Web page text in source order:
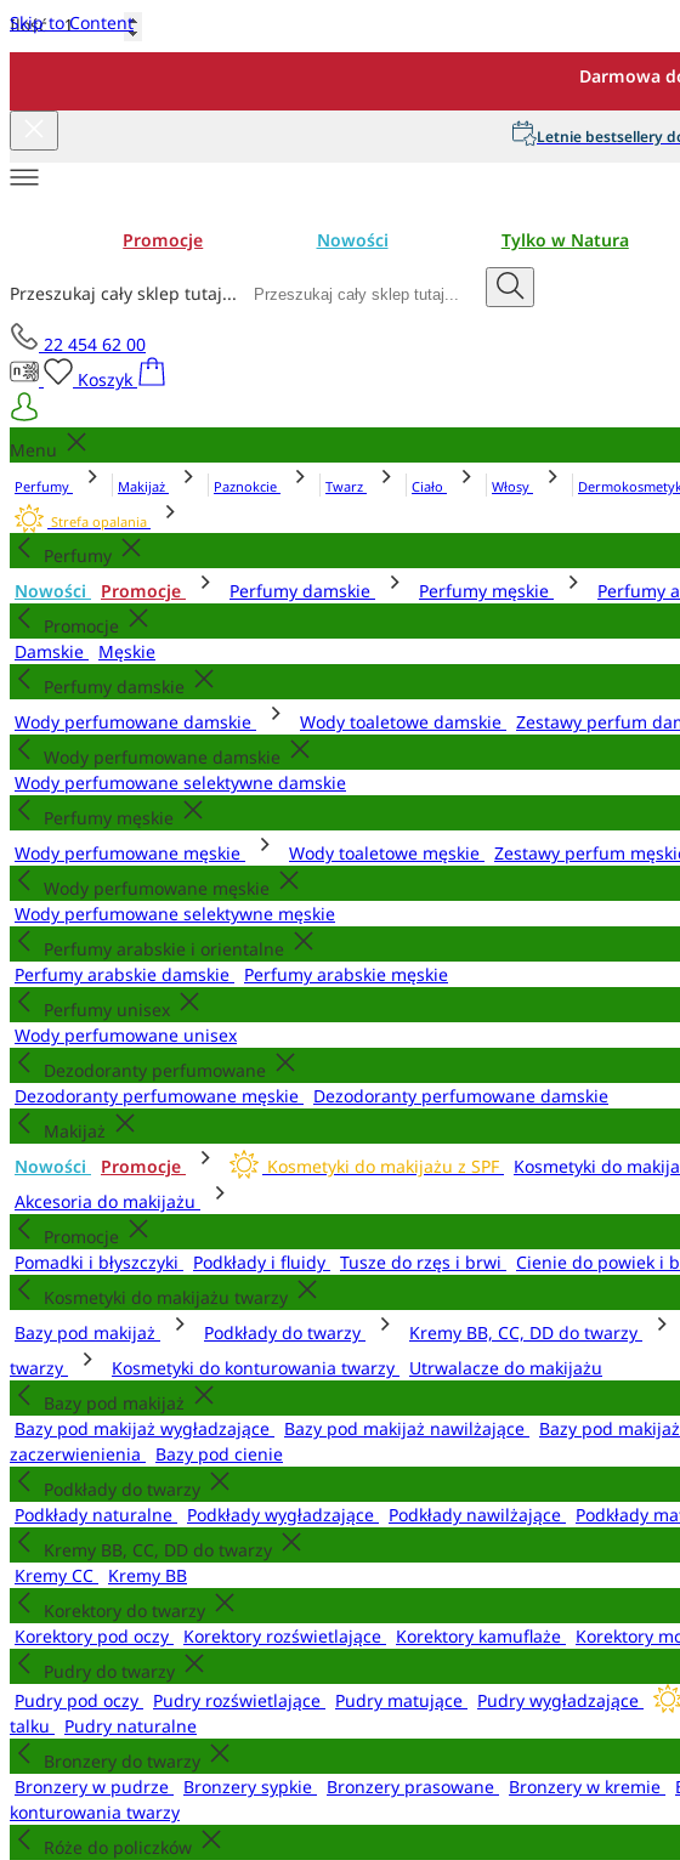
Skip to Content
Darmowa
Letnie bestsellery
Promocje Nowości Tylko w Natura
Przeszukaj cały sklep tutaj...
22 454 62 00
Koszyk
Menu
Perfumy Makijaż Paznokcie Twarz Ciało Włosy
Strefa opalania
Perfumy
Nowości
Promocje Perfumy damskie Perfumy męskie Perfumy
Promocje
Damskie
Męskie
Perfumy damskie
Wody perfumowane damskie
Wody toaletowe damskie
Zestawy perfum
Wody perfumowane damskie
Wody perfumowane selektywne damskie
Perfumy męskie
Wody perfumowane męskie
Wody toaletowe męskie
Zestawy perfum
Wody perfumowane męskie
Wody perfumowane selektywne męskie
Perfumy arabskie i orientalne
Perfumy arabskie damskie
Perfumy arabskie męskie
Perfumy unisex
Wody perfumowane unisex
Dezodoranty perfumowane
Dezodoranty perfumowane męskie
Dezodoranty perfumowane damskie
Makijaż
Nowości
Promocje Kosmetyki do makijażu z SPF Kosmetyki do
Akcesoria do makijażu
Promocje
Pomadki i błyszczyki
Podkłady i fluidy Tusze do rzęs i brwi Cienie do powiek i
Kosmetyki do makijażu twarzy
Bazy pod makijaż
Podkłady do twarzy Kremy BB, CC, DD do twarzy
twarzy
Kosmetyki do konturowania twarzy
Utrwalacze do makijażu
Bazy pod makijaż
Bazy pod makijaż wygładzające
Bazy pod makijaż nawilżające Bazy pod
zaczerwienienia
Bazy pod cienie
Podkłady do twarzy
Podkłady naturalne
Podkłady wygładzające Podkłady nawilżające Podkłady
Kremy BB, CC, DD do twarzy
Kremy CC
Kremy BB
Korektory do twarzy
Korektory pod oczy
Korektory rozświetlające Korektory kamuflaże Korektory
Pudry do twarzy
Pudry pod oczy
Pudry rozświetlające Pudry matujące Pudry wygładzające
talku
Pudry naturalne
Bronzery do twarzy
Bronzery w pudrze
Bronzery sypkie Bronzery prasowane Bronzery w kremie
konturowania twarzy
Róże do policzków
Ilość